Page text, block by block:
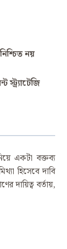
নয়
স্ট্র্যাটেজি
একটা বক্তব্য
হিসেবে দাবি
দায়িত্ব বর্তায়,